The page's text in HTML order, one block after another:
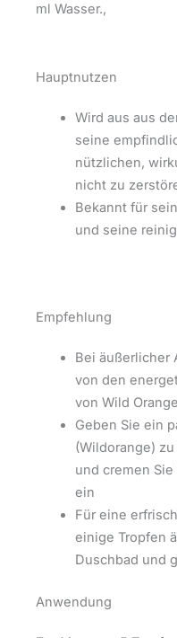
ml Wasser.,
Hauptnutzen
Wird aus aus
seine
nützlichen,
nicht zu
Bekannt für
und seine
Empfehlung
Bei äußerlicher
von den
von Wild
Geben Sie ein
(Wildorange)
und cremen
ein
Für eine
einige Tropfen
Duschbad und
Anwendung